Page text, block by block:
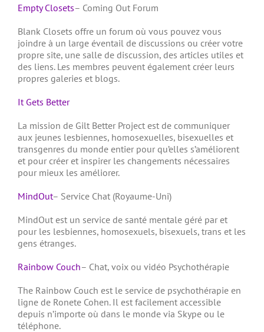
Empty Closets– Coming Out Forum
Blank Closets offre un forum où vous pouvez vous
joindre à un large éventail de discussions ou créer votre
propre site, une salle de discussion, des articles utiles et
des liens. Les membres peuvent également créer leurs
propres galeries et blogs.
It Gets Better
La mission de Gilt Better Project est de communiquer
aux jeunes lesbiennes, homosexuelles, bisexuelles et
transgenres du monde entier pour qu’elles s’améliorent
et pour créer et inspirer les changements nécessaires
pour mieux les améliorer.
MindOut– Service Chat (Royaume-Uni)
MindOut est un service de santé mentale géré par et
pour les lesbiennes, homosexuels, bisexuels, trans et les
gens étranges.
Rainbow Couch– Chat, voix ou vidéo Psychothérapie
The Rainbow Couch est le service de psychothérapie en
ligne de Ronete Cohen. Il est facilement accessible
depuis n’importe où dans le monde via Skype ou le
téléphone.